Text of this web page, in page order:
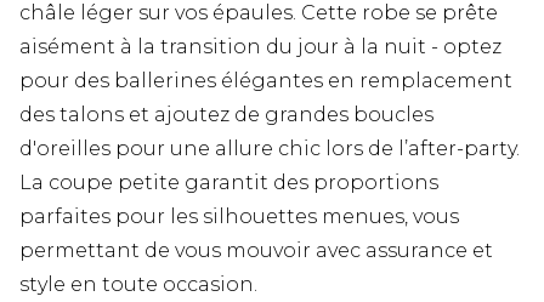
châle léger sur vos épaules. Cette robe se prête
aisément à la transition du jour à la nuit - optez
pour des ballerines élégantes en remplacement
des talons et ajoutez de grandes boucles
d'oreilles pour une allure chic lors de l’after-party.
La coupe petite garantit des proportions
parfaites pour les silhouettes menues, vous
permettant de vous mouvoir avec assurance et
style en toute occasion.